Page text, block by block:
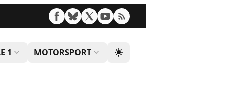
1 MOTORSPORT